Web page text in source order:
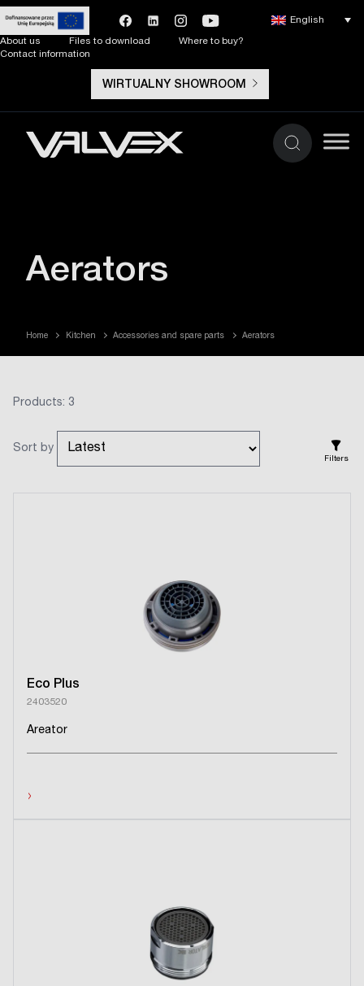
About us Files to download
Where to buy?
Contact information
WIRTUALNY SHOWROOM
English
Aerators
Home Kitchen Accessories and spare parts Aerators
Products: 3
Sort by
Filters
Eco Plus
2403520
Areator
›